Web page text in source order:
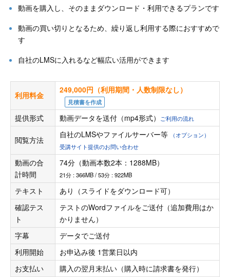
動画を購入し、そのままダウンロード・利用できるプランです
動画の買い切りとなるため、繰り返し利用する際におすすめで
す
自社のLMSに入れるなど幅広い活用ができます
利用料金
249,000円（利用期間・人数制限なし）
見積書を作成
提供形式 動画データを送付（mp4形式） ご利用の流れ
閲覧方法
自社のLMSやファイルサーバー等
（オプション）
受講サイト提供のお問い合わせ
動画の合
計時間
74分（動画本数2本：1288MB）
21分 : 366MB / 53分 : 922MB
テキスト
あり（スライドをダウンロード可）
確認テス
ト
テストのWordファイルをご送付（追加費用はか
かりません）
字幕
データでご送付
利用開始
お申込み後 1営業日以内
お支払い
購入の翌月末払い（購入時に請求書を発行）